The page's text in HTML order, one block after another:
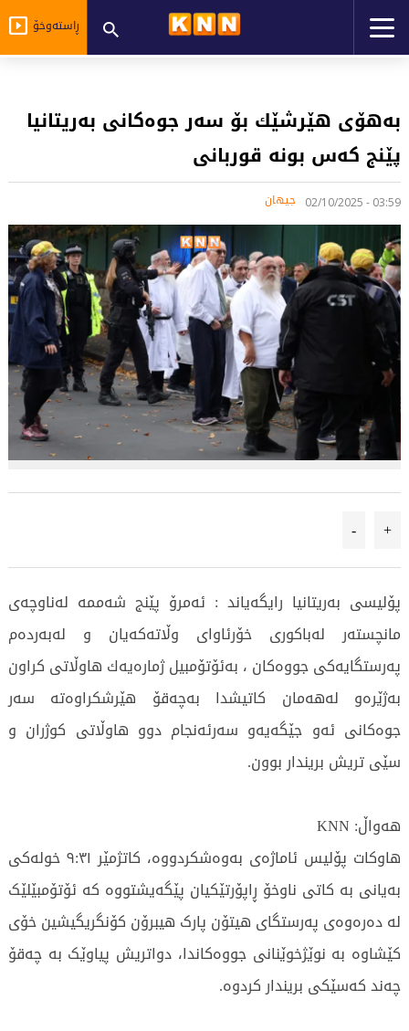
ڕاستەوخۆ
بەهۆی هێرشێك بۆ سەر جوەكانی بەریتانیا
پێنج كەس بونە قوربانی
03:59 - 02/10/2025 جیهان
+
-
پۆلیسی بەریتانیا رایگەیاند : ئەمرۆ پێنج شەممە لەناوچەی
مانچستەر لەباكوری خۆرئاوای وڵاتەكەیان و لەبەردەم
پەرستگایەكی جووەكان ، بەئۆتۆمبیل ژمارەیەك هاوڵاتی كراون
بەژێرەو لەهەمان كاتیشدا بەچەقۆ هێرشكراوەتە سەر
جوەكانی ئەو جێگەیەو سەرئەنجام دوو هاوڵاتی كوژران و
سێی تریش بریندار بوون.
هەواڵ: KNN
هاوكات پۆلیس ئاماژەی بەوەشکردووە، کاتژمێر ٩:٣١ خولەکی
بەیانی بە کاتی ناوخۆ ڕاپۆرتێکیان پێگەیشتووە کە ئۆتۆمبێلێک
لە دەرەوەی پەرستگای هیتۆن پارک هیبرۆن كۆنگريگيشين خۆی
کێشاوە بە نوێژخوێنانی جووەكاندا، دواتریش پیاوێک بە چەقۆ
چەند کەسێکی بریندار كردوە.